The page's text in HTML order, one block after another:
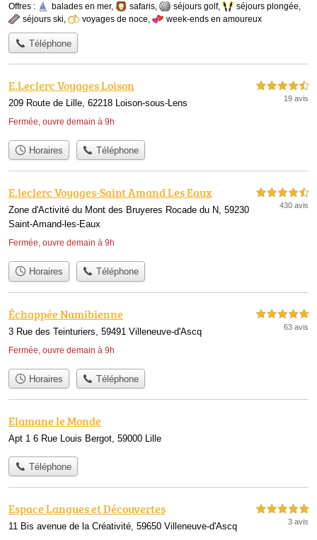
Offres : balades en mer, safaris, séjours golf, séjours plongée,
séjours ski, voyages de noce, week-ends en amoureux
Téléphone
E.Leclerc Voyages Loison
209 Route de Lille, 62218 Loison-sous-Lens
Fermée, ouvre demain à 9h
4,5 étoiles sur 5
19 avis
Horaires Téléphone
E.leclerc Voyages-Saint Amand Les Eaux
Zone d'Activité du Mont des Bruyeres Rocade du N, 59230
Saint-Amand-les-Eaux
Fermée, ouvre demain à 9h
4,5 étoiles sur 5
430 avis
Horaires Téléphone
Échappée Namibienne
3 Rue des Teinturiers, 59491 Villeneuve-d'Ascq
Fermée, ouvre demain à 9h
5,0 étoiles sur 5
63 avis
Horaires Téléphone
Elamane le Monde
Apt 1 6 Rue Louis Bergot, 59000 Lille
Téléphone
Espace Langues et Découvertes
11 Bis avenue de la Créativité, 59650 Villeneuve-d'Ascq
5,0 étoiles sur 5
3 avis